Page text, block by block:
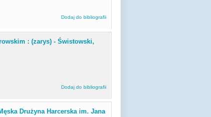
Dodaj do bibliografii
: (zarys) - Świstowski,
Dodaj do bibliografii
Drużyna Harcerska im. Jana